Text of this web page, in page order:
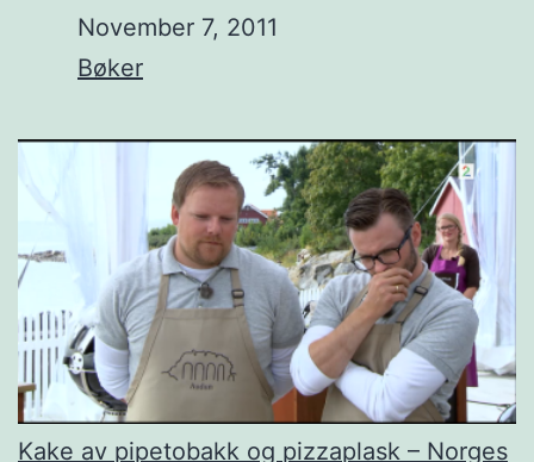
November 7, 2011
In relation to
Bøker
Kake av pipetobakk og pizzaplask – Norges